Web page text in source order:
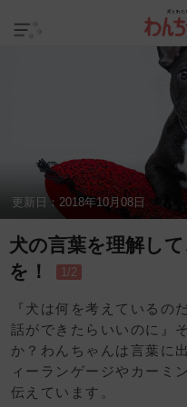
更新日： 2018年10月08日
犬の言葉を理解し
を！
1/2
『犬は何を考えているの
話ができたらいいのに』
か？わんちゃんは言葉に
ィーランゲージやカーミ
伝えています。